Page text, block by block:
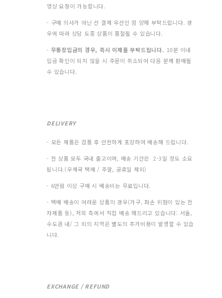
영상 요청이 가능합니다.
- 구매 의사가 아닌 선 결제 우선인 점 양해 부탁드립니다. 경
우에 따라 상담 도중 상품이 품절될 수 있습니다.
- 무통장입금의 경우, 즉시 이체를 부탁드립니다. 10분 이내
입금 확인이 되지 않을 시 주문이 취소되어 다음 분께 판매될
수 있습니다.
DELIVERY
- 모든 제품은 검품 후 안전하게 포장하여 배송해 드립니다.
- 전 상품 모두 국내 출고이며, 배송 기간은 2-3일 정도 소요
됩니다.(우체국 택배 / 주말, 공휴일 제외)
- 6만원 이상 구매 시 배송비는 무료입니다.
- 택배 배송이 어려운 상품의 경우(가구, 파손 위험이 있는 전
자제품 등), 저희 측에서 직접 배송 해드리고 있습니다: 서울,
수도권 내/ 그 외의 지역은 별도의 추가비용이 발생할 수 있습
니다.
EXCHANGE / REFUND